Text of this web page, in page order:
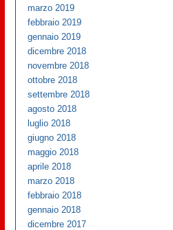
marzo 2019
febbraio 2019
gennaio 2019
dicembre 2018
novembre 2018
ottobre 2018
settembre 2018
agosto 2018
luglio 2018
giugno 2018
maggio 2018
aprile 2018
marzo 2018
febbraio 2018
gennaio 2018
dicembre 2017